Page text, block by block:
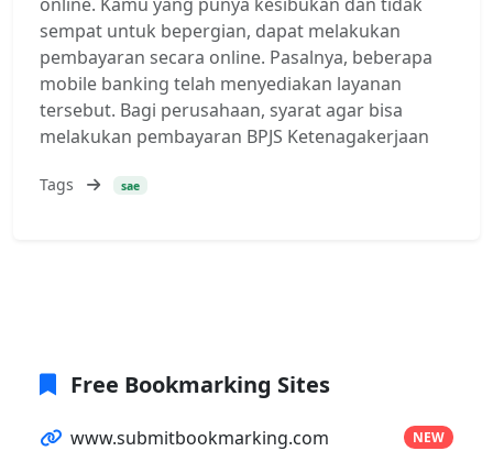
sempat untuk bepergian, dapat melakukan
pembayaran secara online. Pasalnya, beberapa
mobile banking telah menyediakan layanan
tersebut. Bagi perusahaan, syarat agar bisa
melakukan pembayaran BPJS Ketenagakerjaan
Tags sae
Free Bookmarking Sites
www.submitbookmarking.com NEW